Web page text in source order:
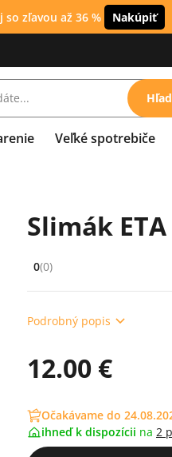
zľavou až 36 % Nakúpiť
Veľké spotrebiče
Slimák
Hodnocení: 0 z 5 (0 recenzí)
0(0)
Podrobný popis
12.00 €
Očakávame do
ihneď k dispozícii na 2